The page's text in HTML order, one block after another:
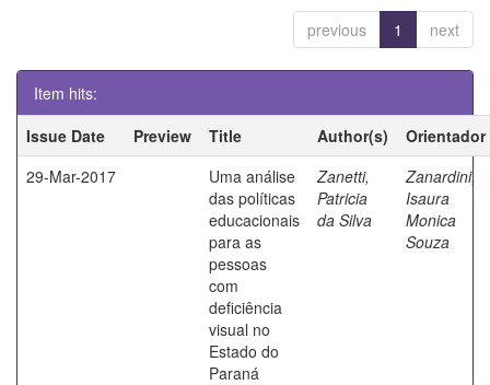
previous 1 next
Item hits:
Issue Date
Preview Title Author(s)
Orientador
29-Mar-2017
Uma análise
das políticas
educacionais
para as
pessoas
com
deficiência
visual no
Estado do
Paraná
Zanetti,
Patricia
da Silva
Zanardini,
Isaura
Monica
Souza